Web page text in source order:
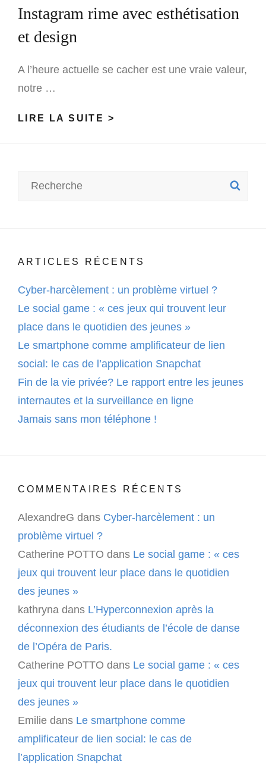
Instagram rime avec esthétisation
et design
A l’heure actuelle se cacher est une vraie valeur,
notre …
LIRE LA SUITE >
ET
DESIGN
Search
ARTICLES RÉCENTS
Cyber-harcèlement : un problème virtuel ?
Le social game : « ces jeux qui trouvent leur
place dans le quotidien des jeunes »
Le smartphone comme amplificateur de lien
social: le cas de l’application Snapchat
Fin de la vie privée? Le rapport entre les jeunes
internautes et la surveillance en ligne
Jamais sans mon téléphone !
COMMENTAIRES RÉCENTS
AlexandreG dans Cyber-harcèlement : un
problème virtuel ?
Catherine POTTO dans Le social game : « ces
jeux qui trouvent leur place dans le quotidien
des jeunes »
kathryna dans L’Hyperconnexion après la
déconnexion des étudiants de l’école de danse
de l’Opéra de Paris.
Catherine POTTO dans Le social game : « ces
jeux qui trouvent leur place dans le quotidien
des jeunes »
Emilie dans Le smartphone comme
amplificateur de lien social: le cas de
l’application Snapchat